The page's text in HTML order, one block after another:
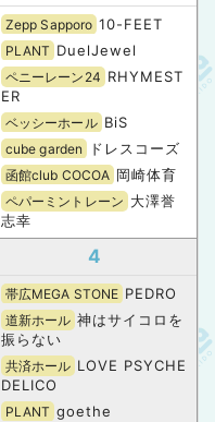
Zepp Sapporo 10-FEET
PLANT DuelJewel
ペニーレーン24 RHYMEST
ER
ベッシーホール BiS
cube garden ドレスコーズ
函館club COCOA 岡崎体育
ペパーミントレーン 大澤誉
志幸
4
帯広MEGA STONE PEDRO
道新ホール 神はサイコロを
振らない
共済ホール LOVE PSYCHE
DELICO
PLANT goethe